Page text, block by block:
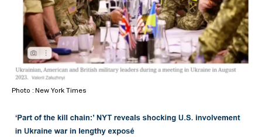
Photo : New York Times